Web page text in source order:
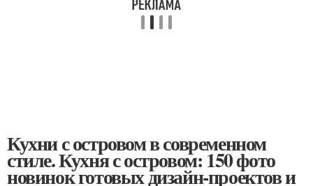
Кухни с островом в современном
стиле. Кухня с островом: 150 фото
новинок готовых дизайн-проектов и